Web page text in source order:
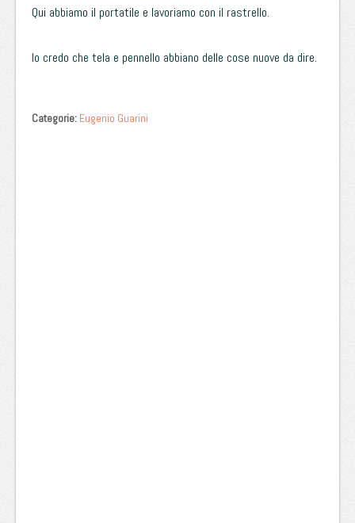
Qui abbiamo il portatile e lavoriamo con il rastrello.
Io credo che tela e pennello abbiano delle cose nuove da dire.
Categorie: Eugenio Guarini